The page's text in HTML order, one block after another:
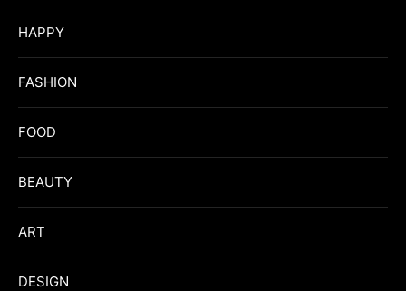
HAPPY
FASHION
FOOD
BEAUTY
ART
DESIGN